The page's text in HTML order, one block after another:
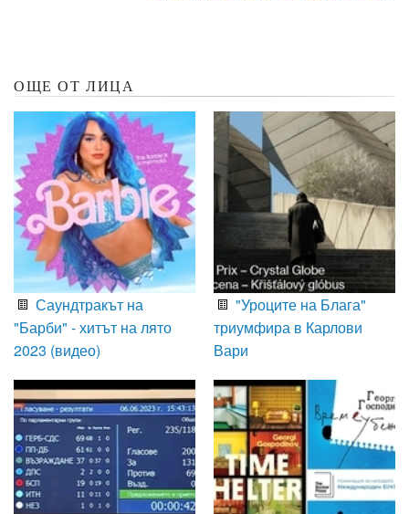
ОЩЕ ОТ ЛИЦА
Саундтракът на
"Барби" - хитът на лято
2023 (видео)
"Уроците на Блага"
триумфира в Карлови
Вари